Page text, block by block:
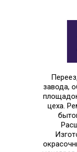
завода,
цеха.